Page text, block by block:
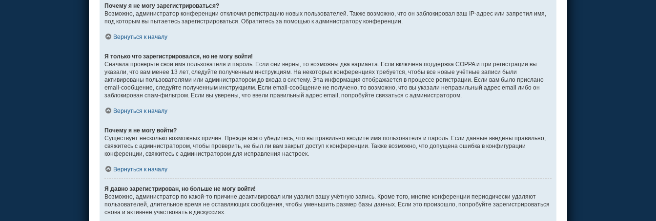
Почему я не могу зарегистрироваться?
Возможно, администратор конференции отключил регистрацию новых пользователей. Также возможно, что он заблокировал ваш IP-адрес или запретил имя,
под которым вы пытаетесь зарегистрироваться. Обратитесь за помощью к администратору конференции.
Вернуться к началу
Я только что зарегистрировался, но не могу войти!
Сначала проверьте свои имя пользователя и пароль. Если они верны, то возможны два варианта. Если включена поддержка COPPA и при регистрации вы
указали, что вам менее 13 лет, следуйте полученным инструкциям. На некоторых конференциях требуется, чтобы все новые учётные записи были
активированы пользователями или администратором до входа в систему. Эта информация отображается в процессе регистрации. Если вам было прислано
email-сообщение, следуйте полученным инструкциям. Если email-сообщение не получено, то возможно, что вы указали неправильный адрес email либо он
заблокирован спам-фильтром. Если вы уверены, что ввели правильный адрес email, попробуйте связаться с администратором.
Вернуться к началу
Почему я не могу войти?
Существует несколько возможных причин. Прежде всего убедитесь, что вы правильно вводите имя пользователя и пароль. Если данные введены правильно,
свяжитесь с администратором, чтобы проверить, не был ли вам закрыт доступ к конференции. Также возможно, что допущена ошибка в конфигурации
конференции, свяжитесь с администратором для исправления настроек.
Вернуться к началу
Я давно зарегистрирован, но больше не могу войти!
Возможно, администратор по какой-то причине деактивировал или удалил вашу учётную запись. Кроме того, многие конференции периодически удаляют
пользователей, длительное время не оставляющих сообщения, чтобы уменьшить размер базы данных. Если это произошло, попробуйте зарегистрироваться
снова и активнее участвовать в дискуссиях.